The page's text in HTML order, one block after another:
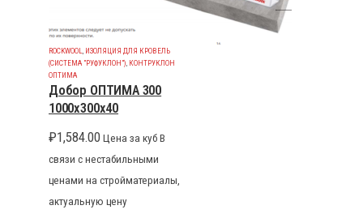
ROCKWOOL
ИЗОЛЯЦИЯ ДЛЯ КРОВЕЛЬ
(СИСТЕМА "РУФУКЛОН") КОНТРУКЛОН
ОПТИМА
Добор ОПТИМА 300
1000x300x40
₽1,584.00 Цена за куб В
связи с нестабильными
ценами на стройматериалы,
актуальную цену